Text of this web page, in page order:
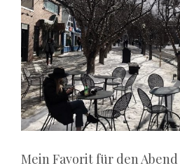
einem
Online-
Casino
oder
an
einem
landbasierten
Roulette-
Tisch
Mein Favorit für den